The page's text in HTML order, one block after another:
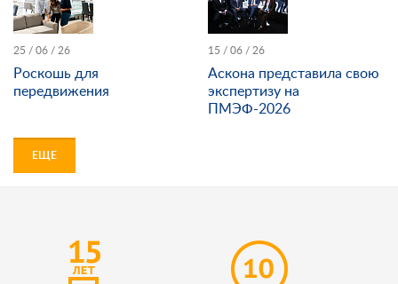
25 / 06 / 26
Роскошь для
передвижения
15 / 06 / 26
Аскона представила свою
экспертизу на
ПМЭФ-2026
ЕЩЕ